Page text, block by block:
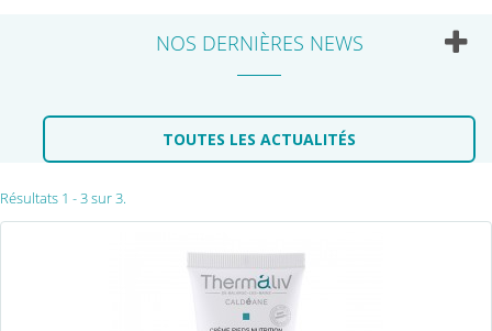
NOS DERNIÈRES NEWS
TOUTES LES ACTUALITÉS
Résultats 1 - 3 sur 3.